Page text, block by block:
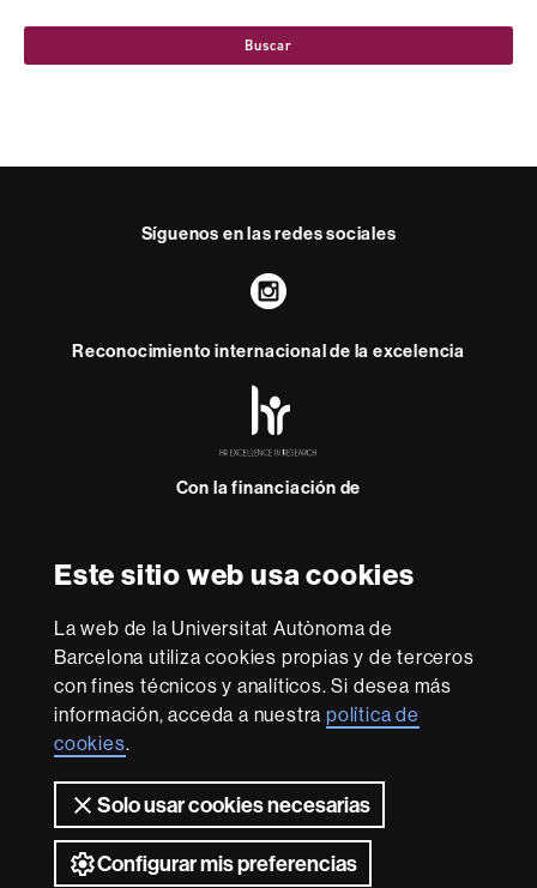
Este sitio web usa cookies
La web de la Universitat Autònoma de
Barcelona utiliza cookies propias y de terceros
con fines técnicos y analíticos. Si desea más
información, acceda a nuestrapolítica de
cookies.
Solo usar cookies necesarias
Configurar mis preferencias
Buscar
Síguenos en las redes sociales
Instagram
Reconocimiento internacional de la excelencia
-
Con la financiación de
Sobre
esta
web Aviso legal Protección de datos Sobre el
web Accesibilidad web Mapa del web UAB
Somos una universidad líder que imparte una docencia
de calidad, diversificada, multidisciplinaria y flexible,
adecuada a las necesidades de la sociedad y adaptada a
los nuevos modelos de la Europa del conocimiento. La
UAB es reconocida internacionalmente por la calidad y el
carácter innovador de su investigación.